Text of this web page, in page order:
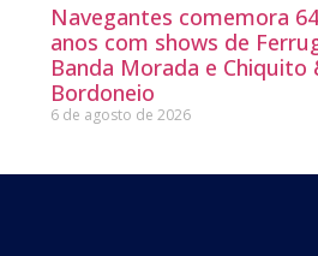
Navegantes comemora 64
anos com shows de
Banda Morada e Chiquito
Bordoneio
6 de agosto de 2026